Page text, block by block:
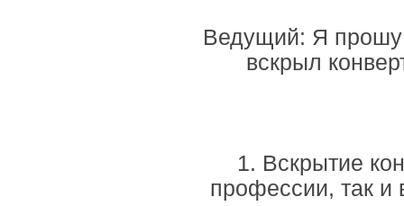
Ведущий: Я прошу
вскрыл
1. Вскрытие
профессии, так и